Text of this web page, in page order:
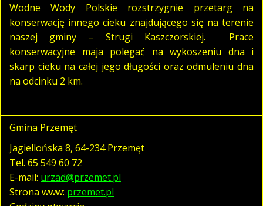
Wodne Wody Polskie rozstrzygnie przetarg na
konserwację innego cieku znajdującego się na terenie
naszej gminy – Strugi Kaszczorskiej. Prace
konserwacyjne maja polegać na wykoszeniu dna i
skarp cieku na całej jego długości oraz odmuleniu dna
na odcinku 2 km.
Gmina Przemęt
Jagiellońska 8, 64-234 Przemęt
Tel. 65 549 60 72
E-mail: urzad@przemet.pl
Strona www: przemet.pl